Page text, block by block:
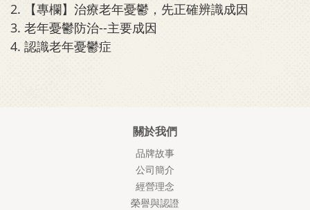
2.
【專欄】治療老年憂鬱，先正確辨識成因
3. 老年憂鬱防治--主要成因
4. 認識老年憂鬱症
關於我們
品牌故事
公司簡介
經營理念
榮譽與認證